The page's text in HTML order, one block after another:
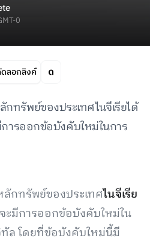
0
ลอกลิงค์
ทรัพย์ของประเทศไนจีเรียได้
ารออกข้อบังคับใหม่ในการ
กทรัพย์ของประเทศไนจีเรีย
ะมีการออกข้อบังคับใหม่ใน
ล โดยที่ข้อบังคับใหม่นี้มี